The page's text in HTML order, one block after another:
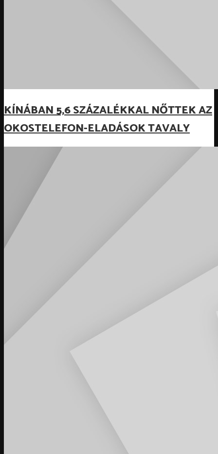
KÍNÁBAN 5,6 SZÁZALÉKKAL NŐTTEK AZ
OKOSTELEFON-ELADÁSOK TAVALY